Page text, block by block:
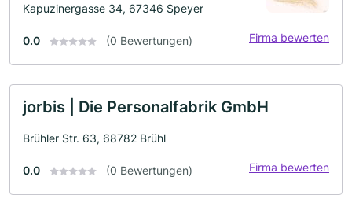
Kapuzinergasse 34, 67346 Speyer
0.0 (0 Bewertungen) Firma bewerten
jorbis | Die Personalfabrik GmbH
Brühler Str. 63, 68782 Brühl
0.0 (0 Bewertungen) Firma bewerten